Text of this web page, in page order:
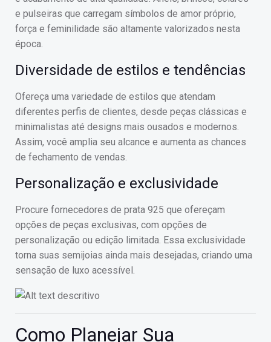
e pulseiras que carregam símbolos de amor próprio,
força e feminilidade são altamente valorizados nesta
época.
Diversidade de estilos e tendências
Ofereça uma variedade de estilos que atendam
diferentes perfis de clientes, desde peças clássicas e
minimalistas até designs mais ousados e modernos.
Assim, você amplia seu alcance e aumenta as chances
de fechamento de vendas.
Personalização e exclusividade
Procure fornecedores de prata 925 que ofereçam
opções de peças exclusivas, com opções de
personalização ou edição limitada. Essa exclusividade
torna suas semijoias ainda mais desejadas, criando uma
sensação de luxo acessível.
Como Planejar Sua